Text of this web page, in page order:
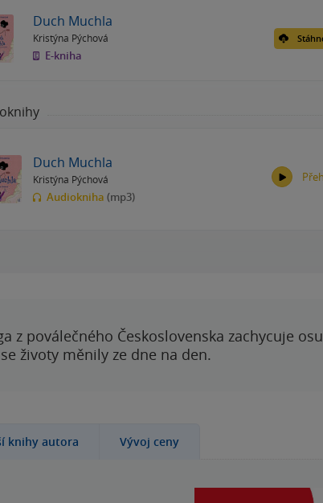
Duch Muchla
Kristýna Pýchová
E-kniha
Duch Muchla
Kristýna Pýchová
Audiokniha (mp3)
z poválečného Československa zachycuje
životy měnily ze dne na den.
knihy autora Vývoj ceny